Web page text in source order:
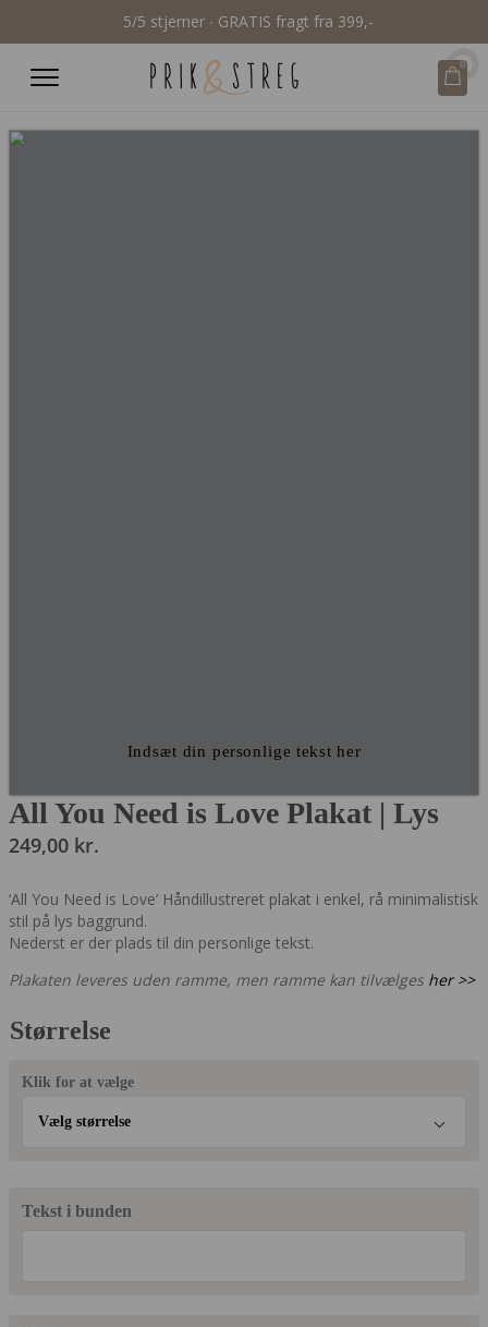
5/5 stjerner ∙ GRATIS fragt fra 399,-
0
Indsæt din personlige tekst her
All You Need is Love Plakat | Lys
249,00 kr.
‘All You Need is Love’ Håndillustreret plakat i enkel, rå minimalistisk
stil på lys baggrund.
Nederst er der plads til din personlige tekst.
Plakaten leveres uden ramme, men ramme kan tilvælges her >>
Størrelse
Klik for at vælge
Vælg størrelse
Tekst i bunden